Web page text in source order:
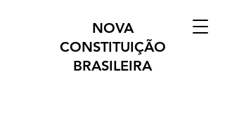
NOVA
CONSTITUIÇÃO
BRASILEIRA